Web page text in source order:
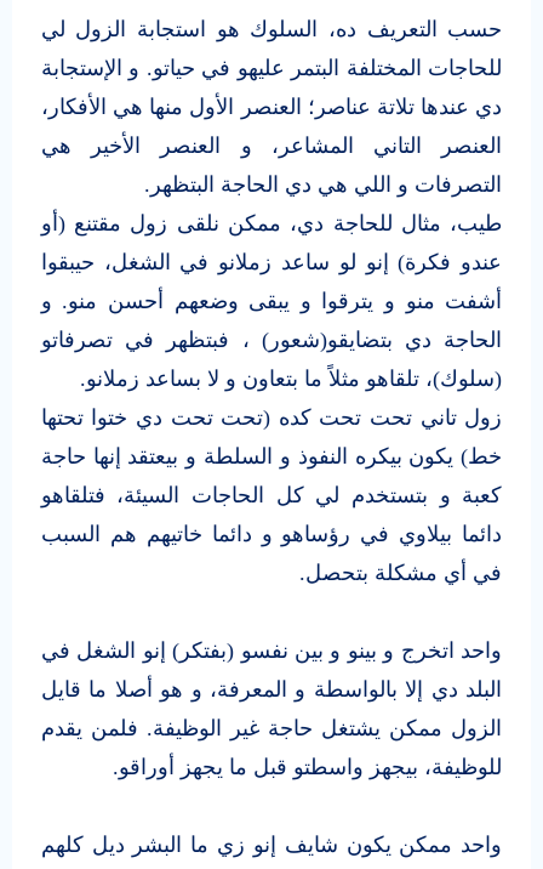
حسب التعريف ده، السلوك هو استجابة الزول لي
للحاجات المختلفة البتمر عليهو في حياتو. و الإستجابة
دي عندها تلاتة عناصر؛ العنصر الأول منها هي الأفكار،
العنصر التاني المشاعر، و العنصر الأخير هي
التصرفات و اللي هي دي الحاجة البتظهر.
طيب، مثال للحاجة دي، ممكن نلقى زول مقتنع (أو
عندو فكرة) إنو لو ساعد زملانو في الشغل، حيبقوا
أشفت منو و يترقوا و يبقى وضعهم أحسن منو. و
الحاجة دي بتضايقو(شعور) ، فبتظهر في تصرفاتو
(سلوك)، تلقاهو مثلاً ما بتعاون و لا بساعد زملانو.
زول تاني تحت تحت كده (تحت تحت دي ختوا تحتها
خط) يكون بيكره النفوذ و السلطة و بيعتقد إنها حاجة
كعبة و بتستخدم لي كل الحاجات السيئة، فتلقاهو
دائما بيلاوي في رؤساهو و دائما خاتيهم هم السبب
في أي مشكلة بتحصل.
واحد اتخرج و بينو و بين نفسو (بفتكر) إنو الشغل في
البلد دي إلا بالواسطة و المعرفة، و هو أصلا ما قايل
الزول ممكن يشتغل حاجة غير الوظيفة. فلمن يقدم
للوظيفة، بيجهز واسطتو قبل ما يجهز أوراقو.
واحد ممكن يكون شايف إنو زي ما البشر ديل كلهم